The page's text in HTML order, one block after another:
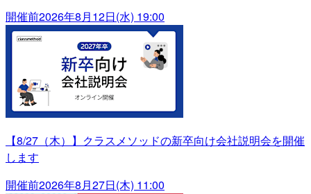
開催前2026年8月12日(水) 19:00
【8/27（木）】クラスメソッドの新卒向け会社説明会を開催
します
開催前2026年8月27日(木) 11:00